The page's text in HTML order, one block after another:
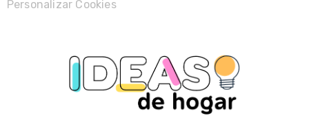
Personalizar Cookies